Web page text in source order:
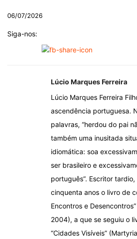
06/07/2026
Siga-nos:
Lúcio Marques Ferreira
Lúcio Marques Ferreira
ascendência portuguesa.
palavras, “herdou do pai
também uma inusitada
idiomática: soa
ser brasileiro e
português”. Escritor
cinquenta anos o livro de
Encontros e
2004), a que se seguiu o
“Cidades Visíveis”